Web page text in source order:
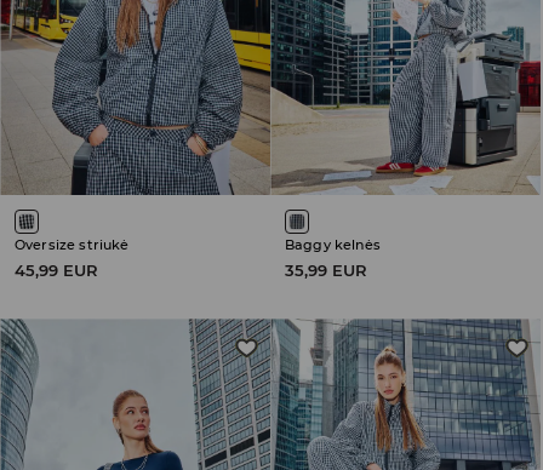
Oversize striukė
45,99 EUR
Baggy kelnės
35,99 EUR